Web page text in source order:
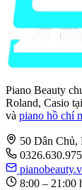
Piano Beauty
Roland, Casio
và piano hồ chí
50 Dân Chủ,
0326.630.975
8:00 – 21:00